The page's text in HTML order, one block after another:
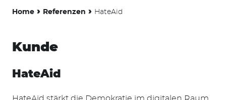
Home › Referenzen › HateAid
Kunde
HateAid
HateAid stärkt die Demokratie im digitalen Raum